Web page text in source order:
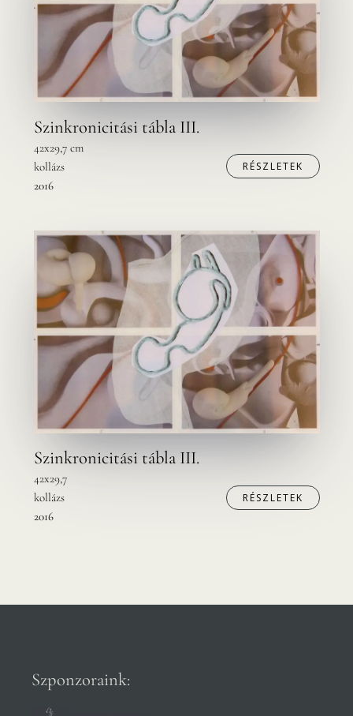
Szinkronicitási tábla III.
42x29,7 cm
kollázs
2016
RÉSZLETEK
Szinkronicitási tábla III.
42x29,7
kollázs
2016
RÉSZLETEK
Szponzoraink: